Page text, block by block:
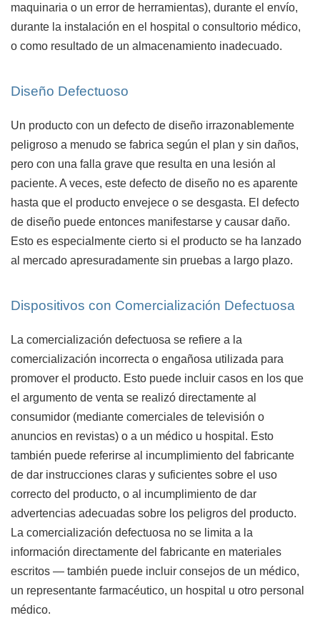
maquinaria o un error de herramientas), durante el envío,
durante la instalación en el hospital o consultorio médico,
o como resultado de un almacenamiento inadecuado.
Diseño Defectuoso
Un producto con un defecto de diseño irrazonablemente
peligroso a menudo se fabrica según el plan y sin daños,
pero con una falla grave que resulta en una lesión al
paciente. A veces, este defecto de diseño no es aparente
hasta que el producto envejece o se desgasta. El defecto
de diseño puede entonces manifestarse y causar daño.
Esto es especialmente cierto si el producto se ha lanzado
al mercado apresuradamente sin pruebas a largo plazo.
Dispositivos con Comercialización Defectuosa
La comercialización defectuosa se refiere a la
comercialización incorrecta o engañosa utilizada para
promover el producto. Esto puede incluir casos en los que
el argumento de venta se realizó directamente al
consumidor (mediante comerciales de televisión o
anuncios en revistas) o a un médico u hospital. Esto
también puede referirse al incumplimiento del fabricante
de dar instrucciones claras y suficientes sobre el uso
correcto del producto, o al incumplimiento de dar
advertencias adecuadas sobre los peligros del producto.
La comercialización defectuosa no se limita a la
información directamente del fabricante en materiales
escritos — también puede incluir consejos de un médico,
un representante farmacéutico, un hospital u otro personal
médico.